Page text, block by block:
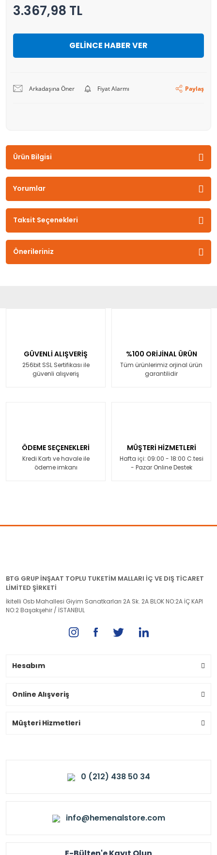
3.367,98 TL
GELİNCE HABER VER
Arkadaşına Öner Fiyat Alarmı Paylaş
Ürün Bilgisi
Yorumlar
Taksit Seçenekleri
Önerileriniz
GÜVENLİ ALIŞVERİŞ
256bit SSL Sertifikası ile
güvenli alışveriş
%100 ORİJİNAL ÜRÜN
Tüm ürünlerimiz orjinal ürün
garantilidir
ÖDEME SEÇENEKLERİ
Kredi Kartı ve havale ile
ödeme imkanı
MÜŞTERİ HİZMETLERİ
Hafta içi: 09:00 - 18:00 C.tesi
- Pazar Online Destek
BTG GRUP İNŞAAT TOPLU TUKETİM MALLARI İÇ VE DIŞ TİCARET
LİMİTED ŞİRKETİ
İkitelli Osb Mahallesi Giyim Sanatkarları 2A Sk. 2A BLOK NO:2A İÇ KAPI
NO:2 Başakşehir / İSTANBUL
Hesabım
Online Alışveriş
Müşteri Hizmetleri
0 (212) 438 50 34
info@hemenalstore.com